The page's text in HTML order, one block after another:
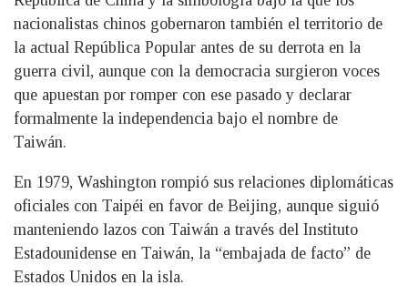
nacionalistas chinos gobernaron también el territorio de
la actual República Popular antes de su derrota en la
guerra civil, aunque con la democracia surgieron voces
que apuestan por romper con ese pasado y declarar
formalmente la independencia bajo el nombre de
Taiwán.
En 1979, Washington rompió sus relaciones diplomáticas
oficiales con Taipéi en favor de Beijing, aunque siguió
manteniendo lazos con Taiwán a través del Instituto
Estadounidense en Taiwán, la “embajada de facto” de
Estados Unidos en la isla.